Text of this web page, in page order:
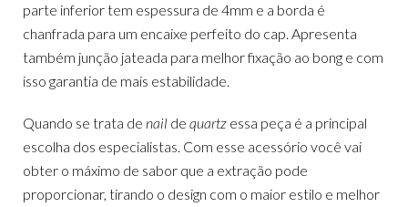
parte inferior tem espessura de 4mm e a borda é
chanfrada para um encaixe perfeito do cap. Apresenta
também junção jateada para melhor fixação ao bong e com
isso garantia de mais estabilidade.
Quando se trata de nail de quartz essa peça é a principal
escolha dos especialistas. Com esse acessório você vai
obter o máximo de sabor que a extração pode
proporcionar, tirando o design com o maior estilo e melhor